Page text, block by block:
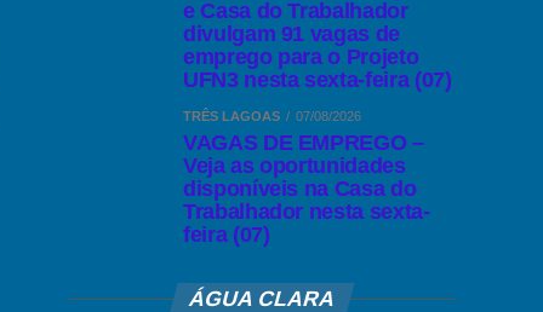
e Casa do Trabalhador
divulgam 91 vagas de
emprego para o Projeto
UFN3 nesta sexta-feira (07)
TRÊS LAGOAS 07/08/2026
VAGAS DE EMPREGO –
Veja as oportunidades
disponíveis na Casa do
Trabalhador nesta sexta-
feira (07)
ÁGUA CLARA